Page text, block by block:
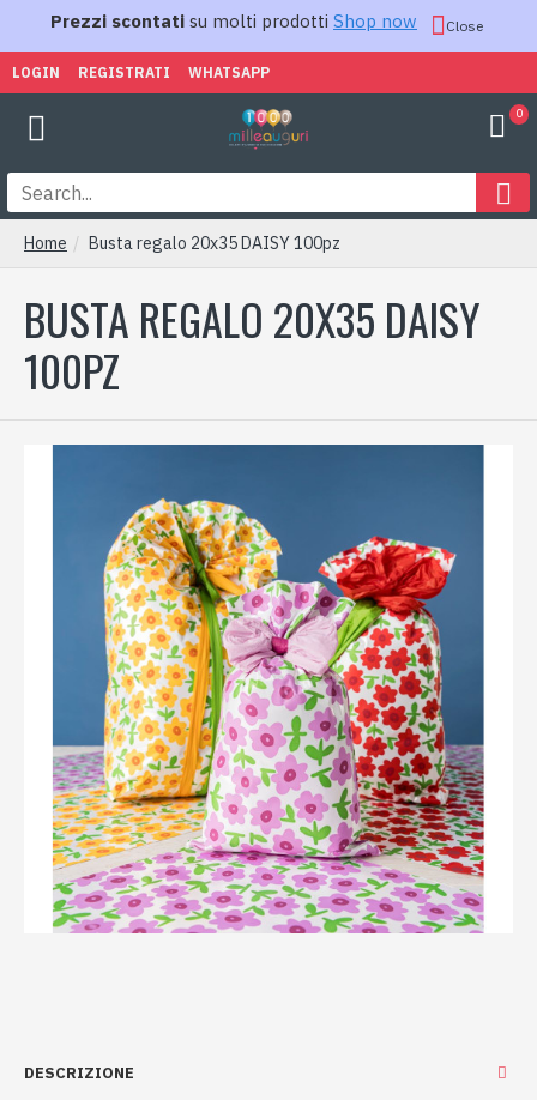
Prezzi scontati su molti prodotti Shop now Close
LOGIN REGISTRATI WHATSAPP
0
Home Busta regalo 20x35 DAISY 100pz
BUSTA REGALO 20X35 DAISY
100PZ
DESCRIZIONE